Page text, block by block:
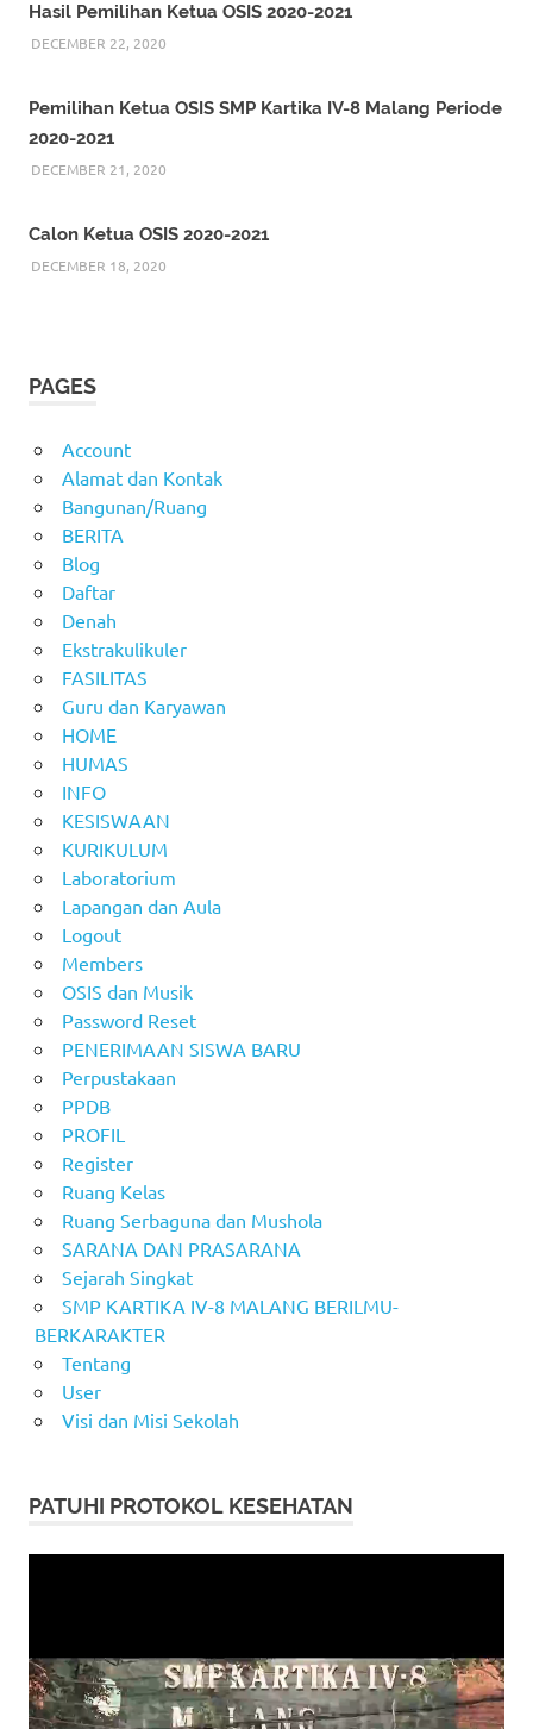
Hasil Pemilihan Ketua OSIS 2020-2021
DECEMBER 22, 2020
Pemilihan Ketua OSIS SMP Kartika IV-8 Malang Periode
2020-2021
DECEMBER 21, 2020
Calon Ketua OSIS 2020-2021
DECEMBER 18, 2020
PAGES
Account
Alamat dan Kontak
Bangunan/Ruang
BERITA
Blog
Daftar
Denah
Ekstrakulikuler
FASILITAS
Guru dan Karyawan
HOME
HUMAS
INFO
KESISWAAN
KURIKULUM
Laboratorium
Lapangan dan Aula
Logout
Members
OSIS dan Musik
Password Reset
PENERIMAAN SISWA BARU
Perpustakaan
PPDB
PROFIL
Register
Ruang Kelas
Ruang Serbaguna dan Mushola
SARANA DAN PRASARANA
Sejarah Singkat
SMP KARTIKA IV-8 MALANG BERILMU-
BERKARAKTER
Tentang
User
Visi dan Misi Sekolah
PATUHI PROTOKOL KESEHATAN